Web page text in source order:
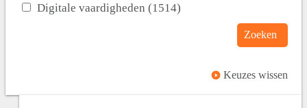
Digitale vaardigheden (1514)
Zoeken
Keuzes wissen